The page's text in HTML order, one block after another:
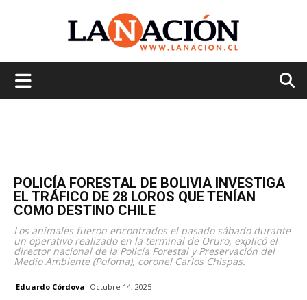
POLICÍA FORESTAL DE BOLIVIA INVESTIGA
EL TRÁFICO DE 28 LOROS QUE TENÍAN
COMO DESTINO CHILE
Los animales fueron encontrados el pasado sábado durante
un operativo realizado en la terminal de Oruro, explicó el
director nacional de la Policía Forestal y Preservación del
Medio Ambiente (Pofoma), coronel Carlos Chispas.
Eduardo Córdova Octubre 14, 2025